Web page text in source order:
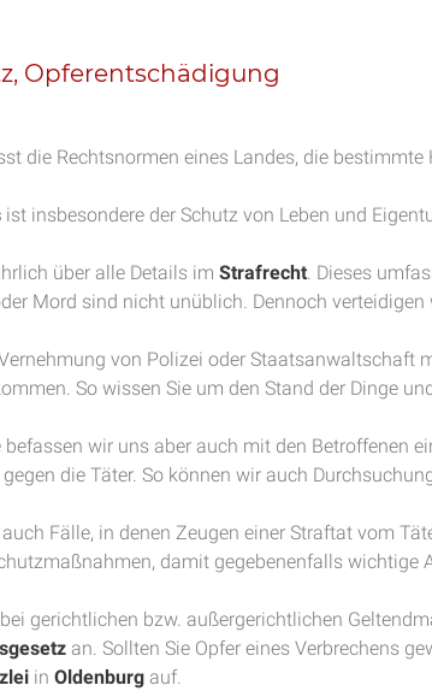
Opferentschädigung
die Rechtsnormen eines Landes, die
ist insbesondere der Schutz von Leben und
über alle Details im Strafrecht. Dieses
Mord sind nicht unüblich. Dennoch
von Polizei oder
So wissen Sie um den Stand der Dinge
befassen wir uns aber auch mit den Betroffenen
die Täter. So können wir auch
Fälle, in denen Zeugen einer Straftat vom
damit gegebenenfalls wichtige
gerichtlichen bzw. außergerichtlichen
an. Sollten Sie Opfer eines Verbrechens
in Oldenburg auf.